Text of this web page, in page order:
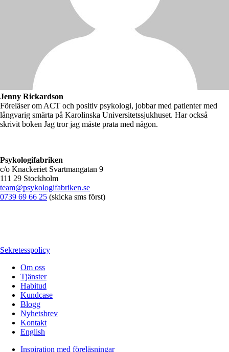
Jenny Rickardson
Föreläser om ACT och positiv psykologi, jobbar med patienter med
långvarig smärta på Karolinska Universitetssjukhuset. Har också
skrivit boken Jag tror jag måste prata med någon.
Psykologifabriken
c/o Knackeriet Svartmangatan 9
111 29 Stockholm
team@psykologifabriken.se
0739 69 66 25 (skicka sms först)
Sekretesspolicy
Om oss
Tjänster
Habitud
Kundcase
Blogg
Nyhetsbrev
Kontakt
English
Inspiration med föreläsningar